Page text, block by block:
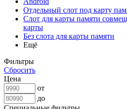
Отдельный слот под карту
Слот для карты памяти
карты
Без слота для карты памяти
Ещё
Фильтры
Сбросить
Цена
от
до